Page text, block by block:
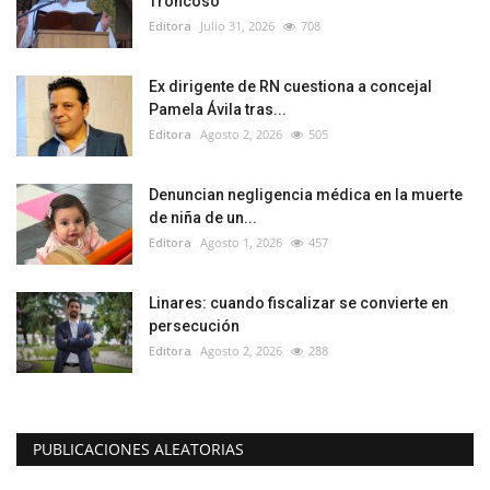
Editora Julio 31, 2026 708
Ex dirigente de RN cuestiona a concejal
Pamela Ávila tras...
Editora Agosto 2, 2026 505
Denuncian negligencia médica en la muerte
de niña de un...
Editora Agosto 1, 2026 457
Linares: cuando fiscalizar se convierte en
persecución
Editora Agosto 2, 2026 288
PUBLICACIONES ALEATORIAS